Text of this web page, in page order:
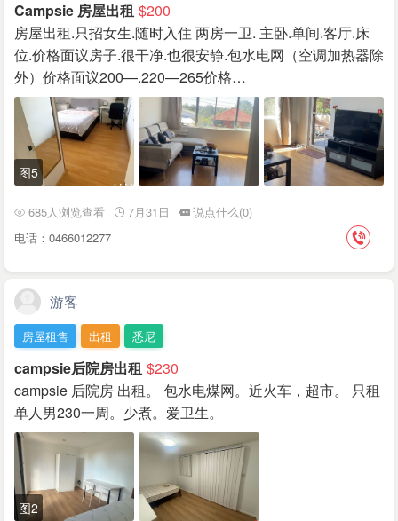
Campsie 房屋出租 $200
房屋出租.只招女生.随时入住 两房一卫. 主卧.单间.客厅.床
位.价格面议房子.很干净.也很安静.包水电网（空调加热器除
外）价格面议200—.220—265价格…
图5
685人浏览查看 7月31日
说点什么(0)
电话：0466012277
游客
房屋租售 出租 悉尼
campsie后院房出租 $230
campsie 后院房 出租。 包水电煤网。近火车，超市。 只租
单人男230一周。少煮。爱卫生。
图2